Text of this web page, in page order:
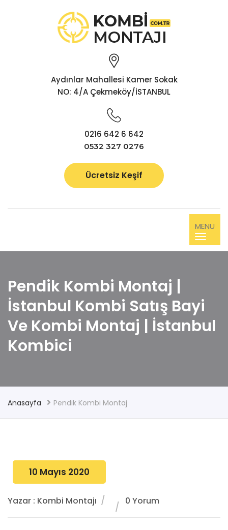
Aydınlar Mahallesi Kamer Sokak
NO: 4/A Çekmeköy/İSTANBUL
0216 642 6 642
0532 327 0276
Ücretsiz Keşif
MENU
Pendik Kombi Montaj |
İstanbul Kombi Satış Bayi
Ve Kombi Montaj | İstanbul
Kombici
Anasayfa Pendik Kombi Montaj
10 Mayıs 2020
Yazar : Kombi Montajı 0 Yorum